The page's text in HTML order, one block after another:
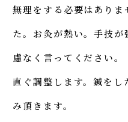
無理をする必要はあり
た。お灸が熱い。手技
慮なく言ってください。
直ぐ調整します。鍼を
み頂きます。